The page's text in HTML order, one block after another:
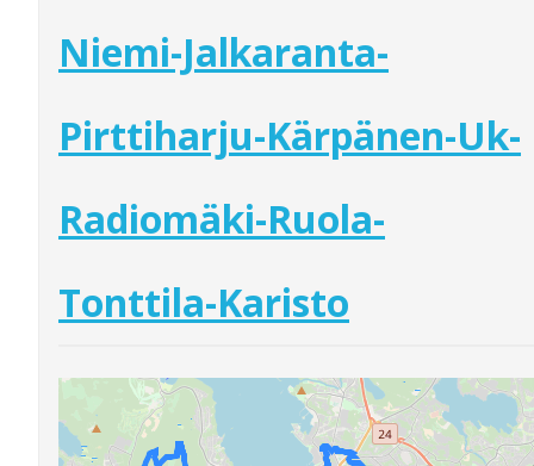
Niemi-Jalkaranta-
Pirttiharju-Kärpänen-Uk-
Radiomäki-Ruola-
Tonttila-Karisto